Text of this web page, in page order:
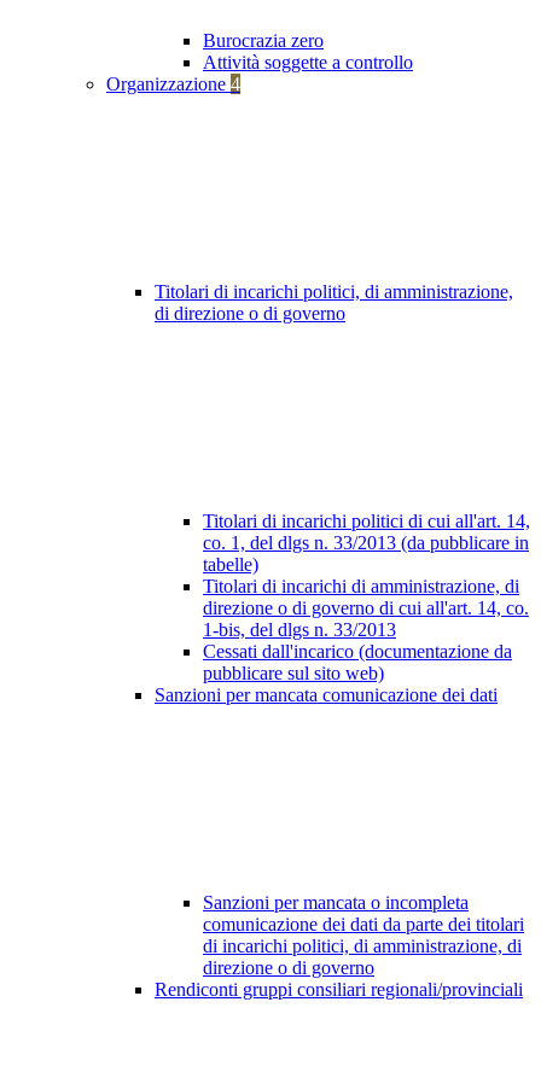
Burocrazia zero
Attività soggette a controllo
Organizzazione 4
Titolari di incarichi politici, di amministrazione,
di direzione o di governo
Titolari di incarichi politici di cui all'art. 14,
co. 1, del dlgs n. 33/2013 (da pubblicare in
tabelle)
Titolari di incarichi di amministrazione, di
direzione o di governo di cui all'art. 14, co.
1-bis, del dlgs n. 33/2013
Cessati dall'incarico (documentazione da
pubblicare sul sito web)
Sanzioni per mancata comunicazione dei dati
Sanzioni per mancata o incompleta
comunicazione dei dati da parte dei titolari
di incarichi politici, di amministrazione, di
direzione o di governo
Rendiconti gruppi consiliari regionali/provinciali